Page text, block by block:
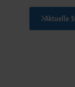
Aktuelle